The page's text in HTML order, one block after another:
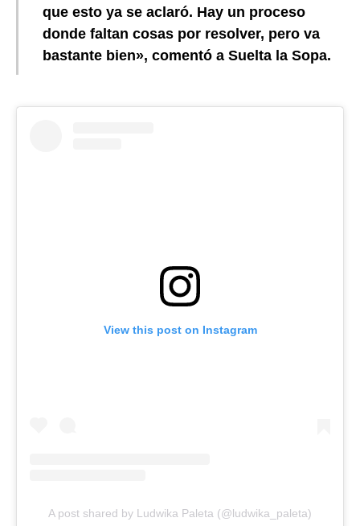
que esto ya se aclaró. Hay un proceso
donde faltan cosas por resolver, pero va
bastante bien», comentó a Suelta la Sopa.
View this post on Instagram
A post shared by Ludwika Paleta (@ludwika_paleta)